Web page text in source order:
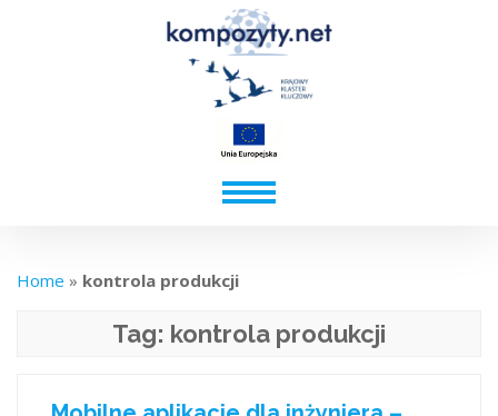
Home » kontrola produkcji
Tag: kontrola produkcji